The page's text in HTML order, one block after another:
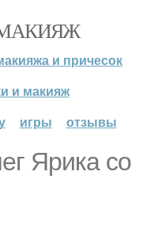
и причесок
и макияж
игры отзывы
Ярика со